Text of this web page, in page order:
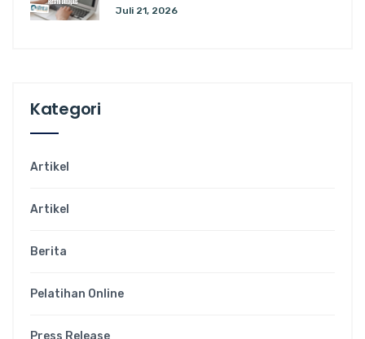
Juli 21, 2026
Kategori
Artikel
Artikel
Berita
Pelatihan Online
Press Release